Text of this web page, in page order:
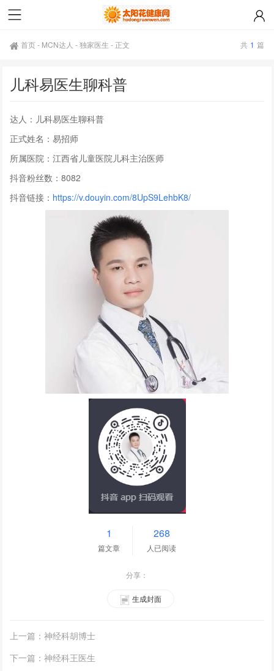
首页- MCN达人 -独家医生 - 正文 共 1 篇
儿科易医生聊科普
达人：儿科易医生聊科普
正式姓名：易招师
所属医院：江西省儿童医院儿科主治医师
抖音粉丝数：8082
抖音链接： https://v.douyin.com/8UpS9LehbK8/
1
篇文章
268
人已阅读
分享：
生成封面
上一篇：神经科胡博士
下一篇：神经科王医生